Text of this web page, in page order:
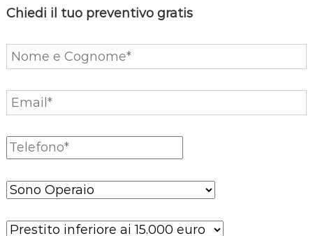
t
c
o
Chiedi il tuo preventivo gratis